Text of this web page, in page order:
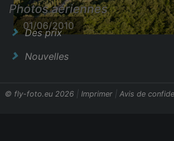
01/06/2010
01/06/2010
Photos aériennes
Des prix
Nouvelles
© fly-foto.eu 2026 | Imprimer | Avis de